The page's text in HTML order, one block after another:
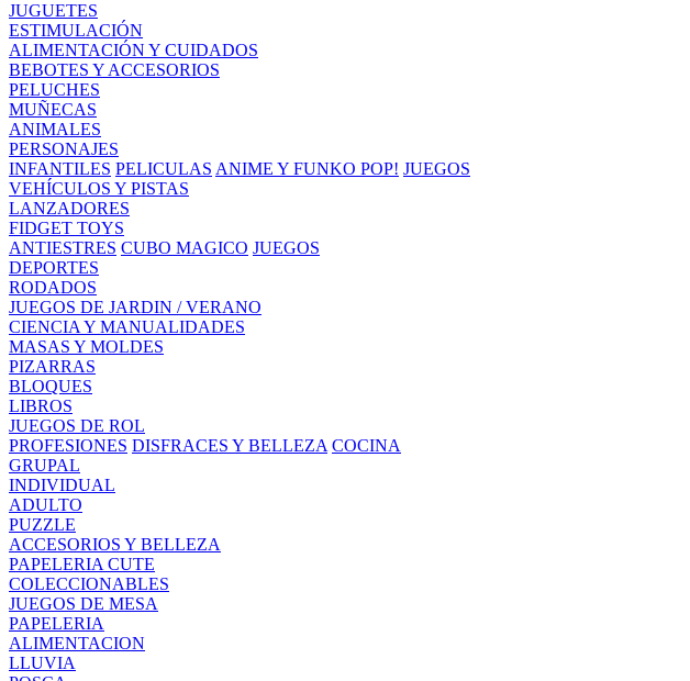
JUGUETES
ESTIMULACIÓN
ALIMENTACIÓN Y CUIDADOS
BEBOTES Y ACCESORIOS
PELUCHES
MUÑECAS
ANIMALES
PERSONAJES
INFANTILES PELICULAS ANIME Y FUNKO POP! JUEGOS
VEHÍCULOS Y PISTAS
LANZADORES
FIDGET TOYS
ANTIESTRES CUBO MAGICO JUEGOS
DEPORTES
RODADOS
JUEGOS DE JARDIN / VERANO
CIENCIA Y MANUALIDADES
MASAS Y MOLDES
PIZARRAS
BLOQUES
LIBROS
JUEGOS DE ROL
PROFESIONES DISFRACES Y BELLEZA COCINA
GRUPAL
INDIVIDUAL
ADULTO
PUZZLE
ACCESORIOS Y BELLEZA
PAPELERIA CUTE
COLECCIONABLES
JUEGOS DE MESA
PAPELERIA
ALIMENTACION
LLUVIA